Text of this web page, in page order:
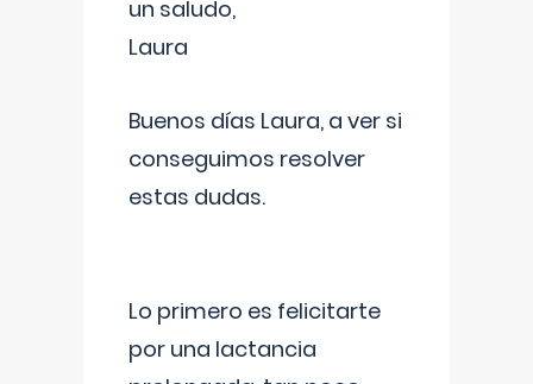
un saludo,
Laura
Buenos días Laura, a ver si
conseguimos resolver
estas dudas.
Lo primero es felicitarte
por una lactancia